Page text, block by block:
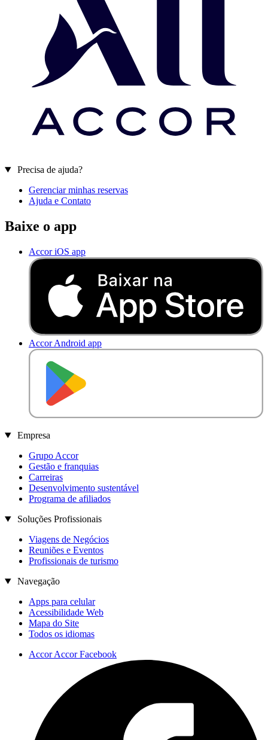
Precisa de ajuda?
Gerenciar minhas reservas
Ajuda e Contato
Baixe o app
Accor iOS app
Accor Android app
Empresa
Grupo Accor
Gestão e franquias
Carreiras
Desenvolvimento sustentável
Programa de afiliados
Soluções Profissionais
Viagens de Negócios
Reuniões e Eventos
Profissionais de turismo
Navegação
Apps para celular
Acessibilidade Web
Mapa do Site
Todos os idiomas
Accor Accor Facebook